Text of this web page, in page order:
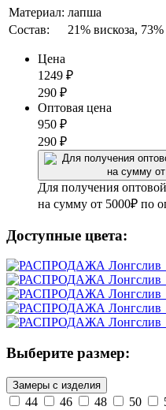
Материал: лапша
Состав:
21% вискоза,
Цена
1249 ₽
290 ₽
Оптовая цена
950 ₽
290 ₽
Для получения
на сумму от 5000₽ по
Доступные цвета:
Выберите размер:
Замеры с изделия
44 46 48 50